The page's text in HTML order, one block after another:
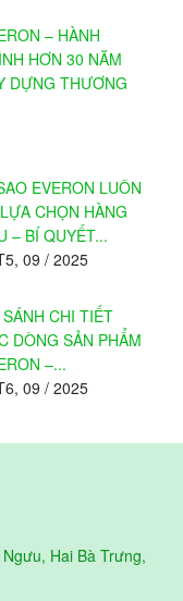
– HÀNH
HƠN 30 NĂM
DỰNG THƯƠNG
EVERON LUÔN
CHỌN HÀNG
– BÍ QUYẾT...
09 / 2025
CHI TIẾT
DÒNG SẢN PHẨM
–...
09 / 2025
Hai Bà Trưng,